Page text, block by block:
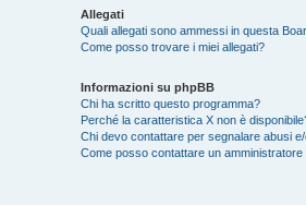
Allegati
Quali allegati sono ammessi in questa
Come posso trovare i miei allegati?
Informazioni su phpBB
Chi ha scritto questo programma?
Perché la caratteristica X non è
Chi devo contattare per segnalare abusi
Come posso contattare un amministratore